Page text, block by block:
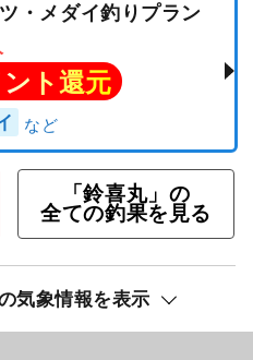
・メダイ釣りプラン
ト還元
「鈴喜丸」の
全ての釣果を見る
気象情報を表示